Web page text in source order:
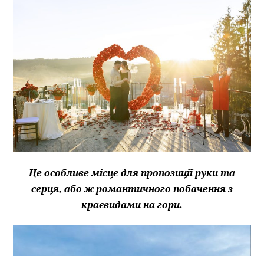
Це особливе місце для пропозиції руки та
серця, або ж романтичного побачення з
краєвидами на гори.